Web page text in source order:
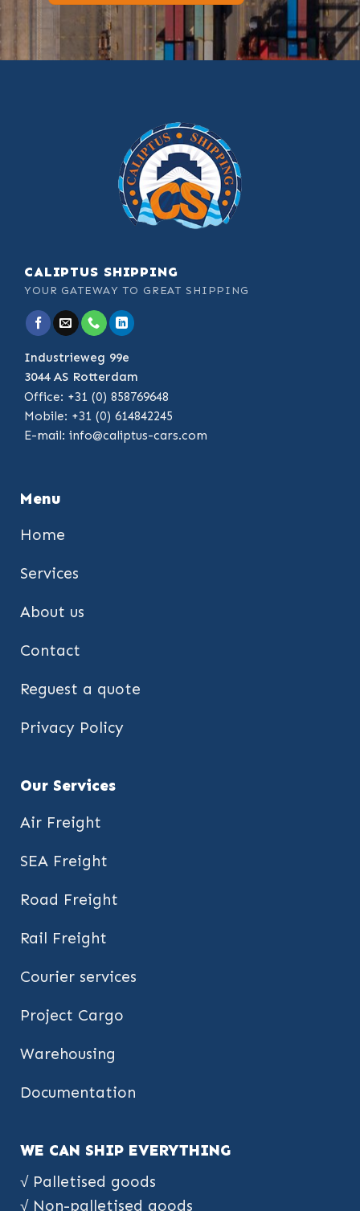
CALIPTUS SHIPPING
YOUR GATEWAY TO GREAT SHIPPING
Industrieweg 99e
3044 AS Rotterdam
Office: +31 (0) 858769648
Mobile: +31 (0) 614842245
E-mail: info@caliptus-cars.com
Menu
Home
Services
About us
Contact
Reguest a quote
Privacy Policy
Our Services
Air Freight
SEA Freight
Road Freight
Rail Freight
Courier services
Project Cargo
Warehousing
Documentation
WE CAN SHIP EVERYTHING
√ Palletised goods
√ Non-palletised goods